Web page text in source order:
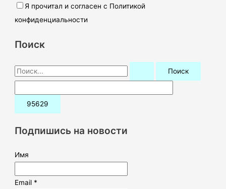
Я прочитал и согласен с Политикой
конфиденциальности
Поиск
П
о
и
:Подпишись на новости
Имя
Email *